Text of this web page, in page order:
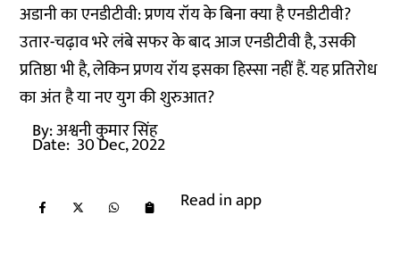
अडानी का एनडीटीवी: प्रणय रॉय के बिना क्या है एनडीटीवी?
उतार-चढ़ाव भरे लंबे सफर के बाद आज एनडीटीवी है, उसकी
प्रतिष्ठा भी है, लेकिन प्रणय रॉय इसका हिस्सा नहीं हैं. यह प्रतिरोध
का अंत है या नए युग की शुरुआत?
By:अश्वनी कुमार सिंह
Date: 30 Dec, 2022
Read in app